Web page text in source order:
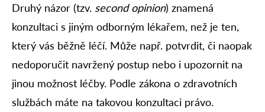
Druhý názor (tzv. second opinion) znamená
konzultaci s jiným odborným lékařem, než je ten,
který vás běžně léčí. Může např. potvrdit, či naopak
nedoporučit navržený postup nebo i upozornit na
jinou možnost léčby. Podle zákona o zdravotních
službách máte na takovou konzultaci právo.